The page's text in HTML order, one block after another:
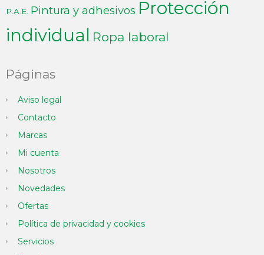
P.A.E. Pintura y adhesivos Protección
individual Ropa laboral
Páginas
Aviso legal
Contacto
Marcas
Mi cuenta
Nosotros
Novedades
Ofertas
Política de privacidad y cookies
Servicios